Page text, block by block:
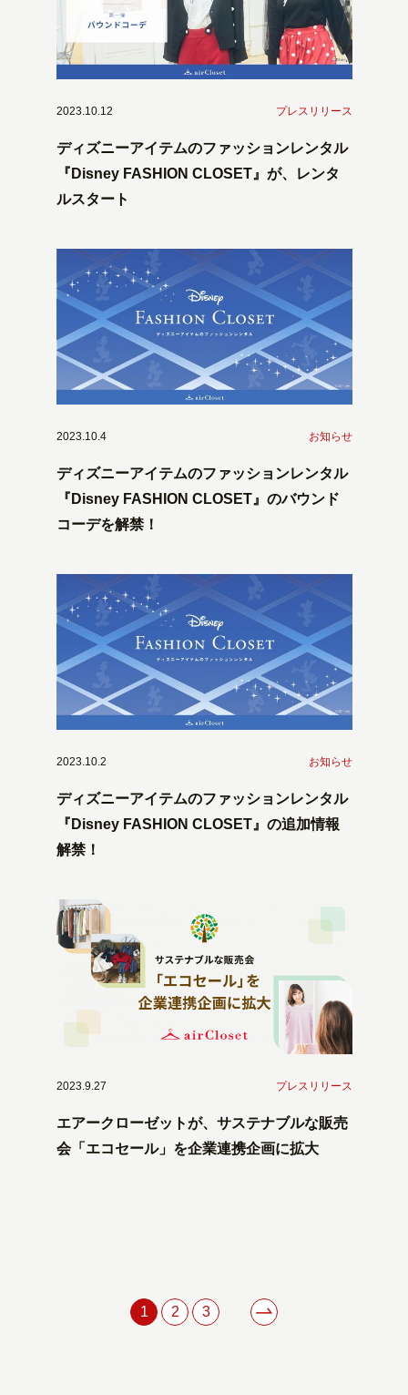
2023.10.12 プレスリリース
ディズニーアイテムのファッションレンタル
『Disney FASHION CLOSET』が、レンタ
ルスタート
2023.10.4 お知らせ
ディズニーアイテムのファッションレンタル
『Disney FASHION CLOSET』のバウンド
コーデを解禁！
2023.10.2 お知らせ
ディズニーアイテムのファッションレンタル
『Disney FASHION CLOSET』の追加情報
解禁！
2023.9.27 プレスリリース
エアークローゼットが、サステナブルな販売
会「エコセール」を企業連携企画に拡大
1 2 3